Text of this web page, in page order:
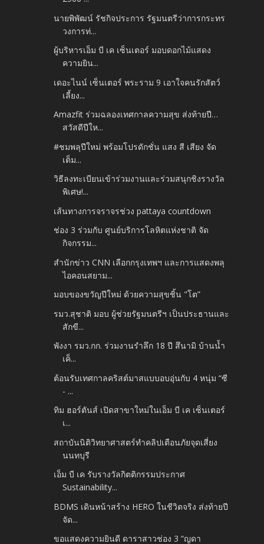
นายพิพัฒน์ รัชกิจประการ รัฐมนตรีว่าการกระทร
วงการท่...
ผู้บริหารเอ็ม บี เค เซ็นเตอร์ มอบดอกไม้แสดง
ความยิน...
เดอะไนน์ เซ็นเตอร์ พระราม 9 เอาใจคนรักสัตว์
เลี้ยง...
Amazfit ร่วมฉลองเทศกาลความสุข ส่งท้ายปี…
สวัสดีปีให...
#ชมพลุปีใหม่​ พร้อมโปรดักชั่น แสง สี เสียง จัด
เต็ม...
วิธีลงทะเบียนเข้าร่วมงานและร่วมสนุกชิงรางวัล
พิเศษ!...
เส้นทางการจราจรช่วง pattaya countdown
ช่อง 3 ร่วมกับ ศูนย์บริการโลหิตแห่งชาติ จัด
กิจกรรม...
สำนักข่าว CNN เลือกกรุงเทพฯ และการแสดงพลุ
ไอคอนสยาม...
มอบของขวัญปีใหม่ ด้วยความสุขชิ้น "โต”
รมว.สุชาติ มอบ ผู้ช่วยรัฐมนตรีฯ เป็นประธานและ
สักขี...
พังงา รมว.กก. ร่วมงานรำลึก 18 ปี สึนามิ บ้านน้ำ
เค็...
ต้อนรับเทศกาลคริสต์มาสแบบอบอุ่นกับ 4 หนุ่ม “ซี
- ...
ทิม ฮอร์ตันส์ เปิดสาขาใหม่ในเอ็ม บี เค เซ็นเตอร์
เ...
สถาบันนิติวิทยาศาสตร์ทำคลิปเตือนภัยจุดเสี่ยง
นนทบุรี
เอ็ม บี เค รับรางวัลกิตติกรรมประกาศ
Sustainability...
BDMS เดินหน้าสร้าง HERO ในชีวิตจริง ส่งท้ายปี
จัด...
ขอแสดงความยินดี ดาราสาวช่อง 3 “ญดา